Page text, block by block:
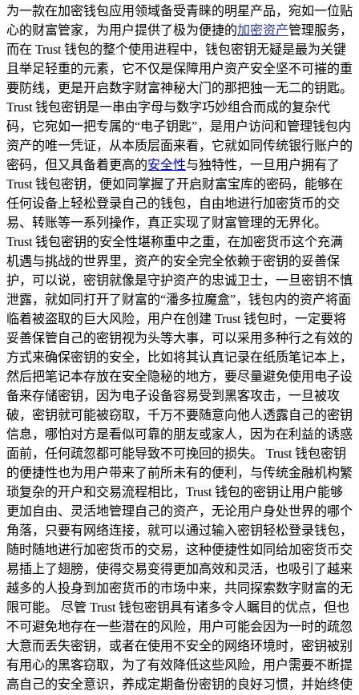
为一款在加密钱包应用领域备受青睐的明星产品，宛如一位贴
心的财富管家，为用户提供了极为便捷的加密资产管理服务，
而在 Trust 钱包的整个使用进程中，钱包密钥无疑是最为关键
且举足轻重的元素，它不仅是保障用户资产安全坚不可摧的重
要防线，更是开启数字财富神秘大门的那把独一无二的钥匙。
Trust 钱包密钥是一串由字母与数字巧妙组合而成的复杂代
码，它宛如一把专属的“电子钥匙”，是用户访问和管理钱包内
资产的唯一凭证，从本质层面来看，它就如同传统银行账户的
密码，但又具备着更高的安全性与独特性，一旦用户拥有了
Trust 钱包密钥，便如同掌握了开启财富宝库的密码，能够在
任何设备上轻松登录自己的钱包，自由地进行加密货币的交
易、转账等一系列操作，真正实现了财富管理的无界化。
Trust 钱包密钥的安全性堪称重中之重，在加密货币这个充满
机遇与挑战的世界里，资产的安全完全依赖于密钥的妥善保
护，可以说，密钥就像是守护资产的忠诚卫士，一旦密钥不慎
泄露，就如同打开了财富的“潘多拉魔盒”，钱包内的资产将面
临着被盗取的巨大风险，用户在创建 Trust 钱包时，一定要将
妥善保管自己的密钥视为头等大事，可以采用多种行之有效的
方式来确保密钥的安全，比如将其认真记录在纸质笔记本上，
然后把笔记本存放在安全隐秘的地方，要尽量避免使用电子设
备来存储密钥，因为电子设备容易受到黑客攻击，一旦被攻
破，密钥就可能被窃取，千万不要随意向他人透露自己的密钥
信息，哪怕对方是看似可靠的朋友或家人，因为在利益的诱惑
面前，任何疏忽都可能导致不可挽回的损失。 Trust 钱包密钥
的便捷性也为用户带来了前所未有的便利，与传统金融机构繁
琐复杂的开户和交易流程相比，Trust 钱包的密钥让用户能够
更加自由、灵活地管理自己的资产，无论用户身处世界的哪个
角落，只要有网络连接，就可以通过输入密钥轻松登录钱包，
随时随地进行加密货币的交易，这种便捷性如同给加密货币交
易插上了翅膀，使得交易变得更加高效和灵活，也吸引了越来
越多的人投身到加密货币的市场中来，共同探索数字财富的无
限可能。 尽管 Trust 钱包密钥具有诸多令人瞩目的优点，但也
不可避免地存在一些潜在的风险，用户可能会因为一时的疏忽
大意而丢失密钥，或者在使用不安全的网络环境时，密钥被别
有用心的黑客窃取，为了有效降低这些风险，用户需要不断提
高自己的安全意识，养成定期备份密钥的良好习惯，并始终使